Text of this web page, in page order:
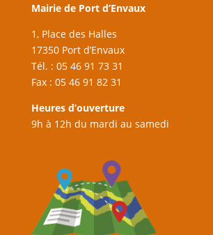
Mairie de Port d’Envaux
1, Place des Halles
17350 Port d’Envaux
Tél. : 05 46 91 73 31
Fax : 05 46 91 82 31
Heures d’ouverture
9h à 12h du mardi au samedi